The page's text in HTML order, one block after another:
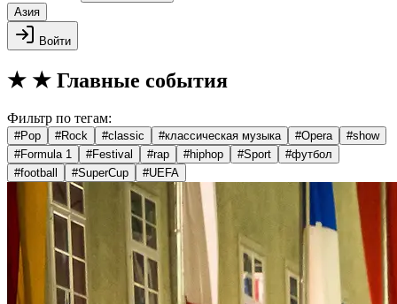
Азия
Войти
★ ★ Главные события
Фильтр по тегам:
#Pop #Rock #classic #классическая музыка #Opera #show
#Formula 1 #Festival #rap #hiphop #Sport #футбол
#football #SuperCup #UEFA